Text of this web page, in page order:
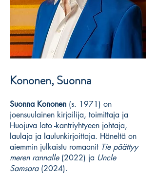
Kononen, Suonna
Suonna Kononen (s. 1971) on
joensuulainen kirjailija, toimittaja ja
Huojuva lato -kantriyhtyeen johtaja,
laulaja ja laulunkirjoittaja. Häneltä on
aiemmin julkaistu romaanit Tie päättyy
meren rannalle(2022) ja Uncle
Samsara(2024).